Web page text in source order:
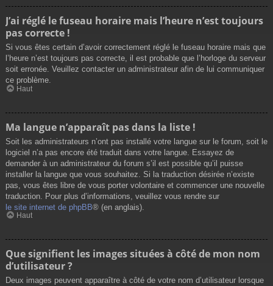
J’ai réglé le fuseau horaire mais l’heure n’est toujours
pas correcte !
Si vous êtes certain d’avoir correctement réglé le fuseau horaire mais que
l’heure n’est toujours pas correcte, il est probable que l’horloge du serveur
soit erronée. Veuillez contacter un administrateur afin de lui communiquer
ce problème.
Haut
Ma langue n’apparaît pas dans la liste !
Soit les administrateurs n’ont pas installé votre langue sur le forum, soit le
logiciel n’a pas encore été traduit dans votre langue. Essayez de
demander à un administrateur du forum s’il est possible qu’il puisse
installer la langue que vous souhaitez. Si la traduction désirée n’existe
pas, vous êtes libre de vous porter volontaire et commencer une nouvelle
traduction. Pour plus d’informations, veuillez vous rendre sur
le site internet de phpBB® (en anglais).
Haut
Que signifient les images situées à côté de mon nom
d’utilisateur ?
Deux images peuvent apparaître à côté de votre nom d’utilisateur lorsque